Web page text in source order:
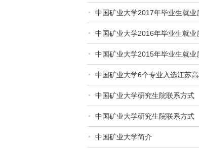
中国矿业大学2017年毕业生就业
中国矿业大学2016年毕业生就业
中国矿业大学2015年毕业生就业
中国矿业大学6个专业入选江苏
中国矿业大学研究生院联系方式
中国矿业大学研究生院联系方式
中国矿业大学简介